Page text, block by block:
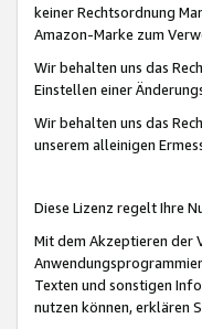
keiner Rechtsordnung
Amazon-Marke zum
Wir behalten uns das
Einstellen einer
Wir behalten uns das
unserem alleinigen
Diese Lizenz regelt Ihre
Mit dem Akzeptieren der
Texten und sonstigen
nutzen können, erklären